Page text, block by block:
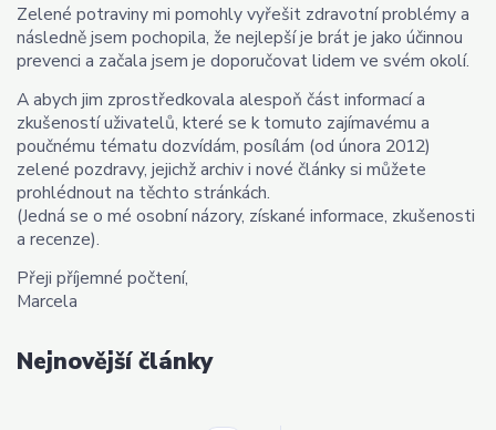
Zelené potraviny mi pomohly vyřešit zdravotní problémy a
následně jsem pochopila, že nejlepší je brát je jako účinnou
prevenci a začala jsem je doporučovat lidem ve svém okolí.
A abych jim zprostředkovala alespoň část informací a
zkušeností uživatelů, které se k tomuto zajímavému a
poučnému tématu dozvídám, posílám (od února 2012)
zelené pozdravy, jejichž archiv i nové články si můžete
prohlédnout na těchto stránkách.
(Jedná se o mé osobní názory, získané informace, zkušenosti
a recenze).
Přeji příjemné počtení,
Marcela
Nejnovější články